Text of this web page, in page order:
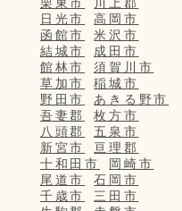
日光市
高岡市
函館市
米沢市
結城市
成田市
館林市
須賀川市
草加市
稲城市
野田市
あきる野市
吾妻郡
枚方市
八頭郡
五泉市
新宮市
亘理郡
十和田市
岡崎市
尾道市
石岡市
千歳市
三田市